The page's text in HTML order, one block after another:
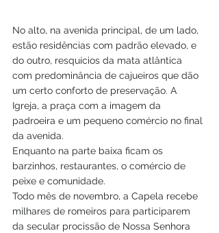
No alto, na avenida principal, de um lado,
estão residências com padrão elevado, e
do outro, resquícios da mata atlântica
com predominância de cajueiros que dão
um certo conforto de preservação. A
Igreja, a praça com a imagem da
padroeira e um pequeno comércio no final
da avenida.
Enquanto na parte baixa ficam os
barzinhos, restaurantes, o comércio de
peixe e comunidade.
Todo mês de novembro, a Capela recebe
milhares de romeiros para participarem
da secular procissão de Nossa Senhora